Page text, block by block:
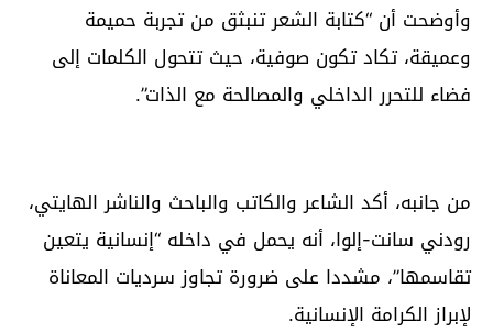
وأوضحت أن “كتابة الشعر تنبثق من تجربة حميمة
وعميقة، تكاد تكون صوفية، حيث تتحول الكلمات إلى
فضاء للتحرر الداخلي والمصالحة مع الذات”.
من جانبه، أكد الشاعر والكاتب والباحث والناشر الهايتي،
رودني سانت-إلوا، أنه يحمل في داخله “إنسانية يتعين
تقاسمها”، مشددا على ضرورة تجاوز سرديات المعاناة
لإبراز الكرامة الإنسانية.